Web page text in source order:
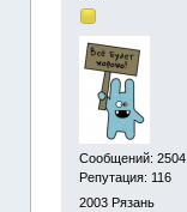
Сообщений: 2504
Репутация: 116
2003 Рязань